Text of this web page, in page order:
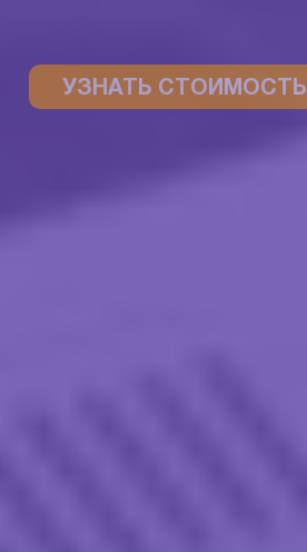
УЗНАТЬ СТОИМОСТЬ